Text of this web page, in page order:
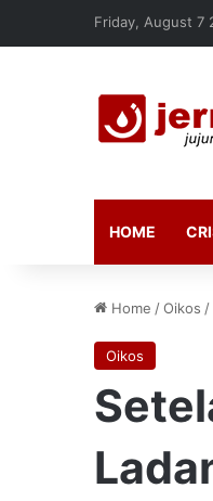
Friday, August 7
HOME
Home /Oikos /
Oikos